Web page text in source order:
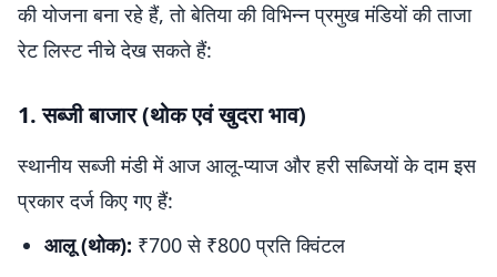
की योजना बना रहे हैं, तो बेतिया की विभिन्न प्रमुख मंडियों की ताजा
रेट लिस्ट नीचे देख सकते हैं:
1. सब्जी बाजार (थोक एवं खुदरा भाव)
स्थानीय सब्जी मंडी में आज आलू-प्याज और हरी सब्जियों के दाम इस
प्रकार दर्ज किए गए हैं:
आलू (थोक): ₹700 से ₹800 प्रति क्विंटल